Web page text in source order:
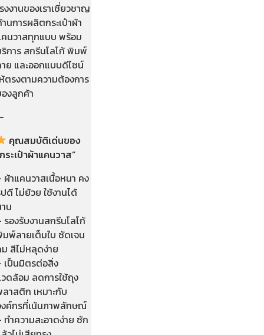
งงานของเราเชี่ยวชาญ
นการผลิตกระเป๋าผ้า
นวาสทุกแบบ พร้อม
การ สกรีนโลโก้ พิมพ์
ย และออกแบบดีไซน์
ตรงตามความต้องการ
งลูกค้า
คุณสมบัติเด่นของ
ระเป๋าผ้าแคนวาส”
ผ้าแคนวาสเนื้อหนา คง
ดี ไม่ย้วย ใช้งานได้
น
รองรับงานสกรีนโลโก้
พ์ลายเต็มใบ ชัดเจน
สีไม่หลุดง่าย
เป็นมิตรต่อสิ่ง
ดล้อม ลดการใช้ถุง
าสติก เหมาะกับ
ค์กรที่เน้นภาพลักษณ์
ทำความสะอาดง่าย ซัก